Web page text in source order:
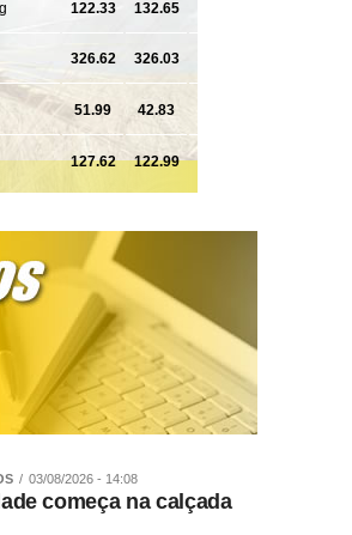
desculpas quando necessário, a
e reconstruir a relação através do
pedagógica.
reconhecer o erro fortalece a
lidar com sentimentos como raiva,
sem recorrer a gritos ou violência, os
prática, uma das habilidades mais
resolver conflitos com respeito,
emocional.
aprova projeto que
Fundado há 27 anos, o Fadelito é uma
03/08/2026 - 14:08
começa na calçada